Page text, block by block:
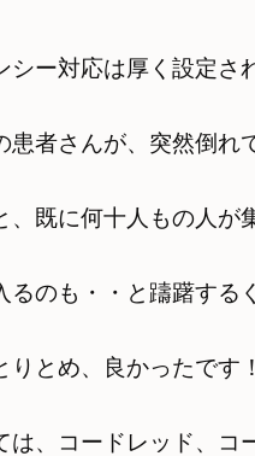
シー対応は厚く設定さ
患者さんが、突然倒れ
、既に何十人もの人が
るのも・・と躊躇する
りとめ、良かったです
は、コードレッド、コ